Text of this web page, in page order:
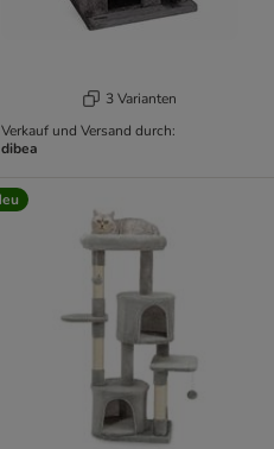
3 Varianten
Verkauf und Versand durch:
dibea